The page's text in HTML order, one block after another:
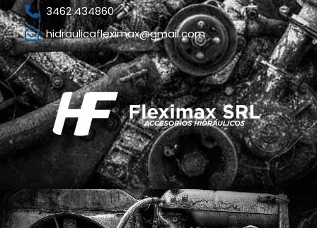
3462 434860
hidraulicafleximax@gmail.com